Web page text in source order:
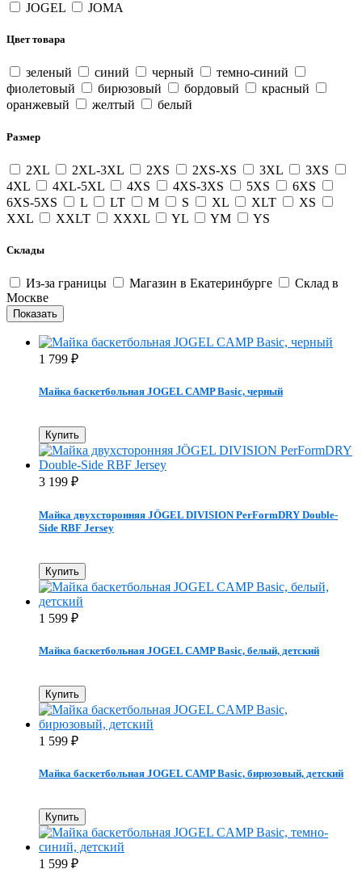
JOGEL JOMA
Цвет товара
зеленый синий черный
темно-синий
фиолетовый
бирюзовый бордовый
красный
оранжевый
желтый белый
Размер
2XL 2XL-3XL 2XS 2XS-XS 3XL
3XS
4XL
4XL-5XL 4XS 4XS-3XS 5XS
6XS
6XS-5XS
L LT M S XL XLT
XS
XXL
XXLT XXXL YL YM YS
Склады
Из-за границы Магазин в Екатеринбурге
Склад в
Москве
1 799 ₽
Майка баскетбольная JOGEL CAMP Basic, черный
Купить
3 199 ₽
Майка двухсторонняя JÖGEL DIVISION PerFormDRY Double-
Side RBF Jersey
Купить
1 599 ₽
Майка баскетбольная JOGEL CAMP Basic, белый, детский
Купить
1 599 ₽
Майка баскетбольная JOGEL CAMP Basic, бирюзовый, детский
Купить
1 599 ₽